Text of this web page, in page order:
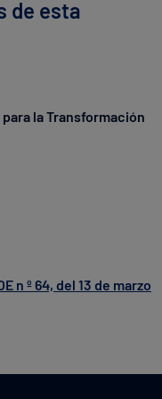
de esta
la Transformación
n º 64, del 13 de marzo